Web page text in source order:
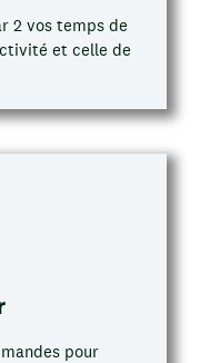
2 vos temps de
et celle de
pour